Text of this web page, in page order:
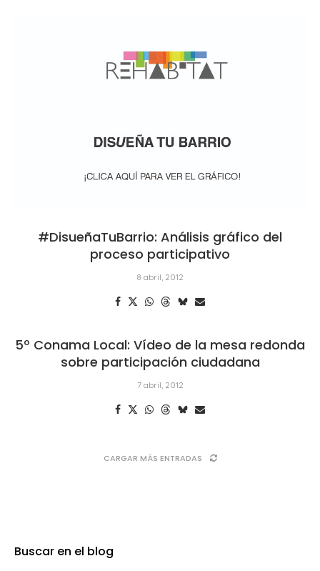
#DisueñaTuBarrio: Análisis gráfico del
proceso participativo
8 abril, 2012
5º Conama Local: Vídeo de la mesa redonda
sobre participación ciudadana
7 abril, 2012
CARGAR MÁS ENTRADAS
Buscar en el blog